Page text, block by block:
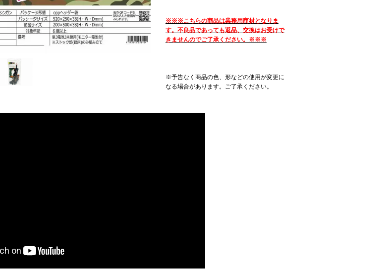
※※※こちらの商品は業務用商材となりま
す。不良品であっても返品、交換はお受けで
きませんのでご了承ください。※※※
※予告なく商品の色、形などの使用が変更に
なる場合があります。ご了承ください。